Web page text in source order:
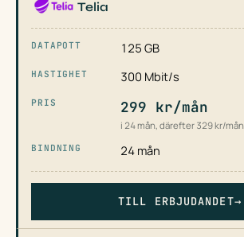
Telia
125 GB
300 Mbit/s
299 kr/mån
i 24 mån, därefter 329 kr/mån
24 mån
TILL ERBJUDANDET→